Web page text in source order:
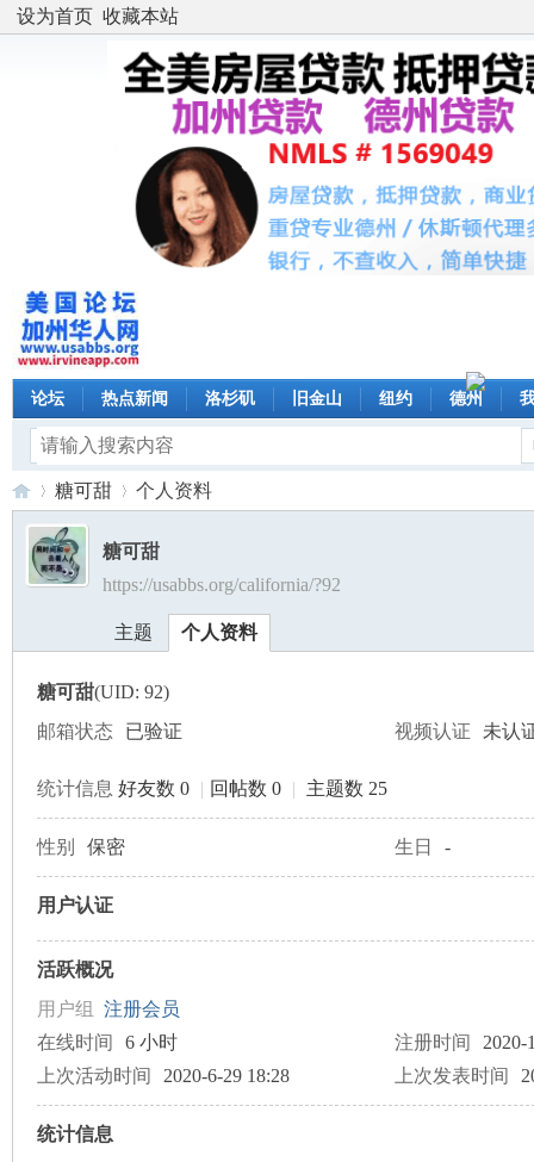
设为首页 收藏本站
论坛 热点新闻 洛杉矶 旧金山 纽约 德州
美›
糖可甜
›
个人资料
糖可甜
https://usabbs.org/california/?92
主题 个人资料
糖可甜(UID: 92)
邮箱状态
已验证 视频认证 未认
统计信息 好友数 0 | 回帖数 0 | 主题数 25
性别 保密 生日 -
用户认证
活跃概况
用户组 注册会员
在线时间
6 小时 注册时间
2020-
上次活动时间
2020-6-29 18:28 上次发表时间
统计信息